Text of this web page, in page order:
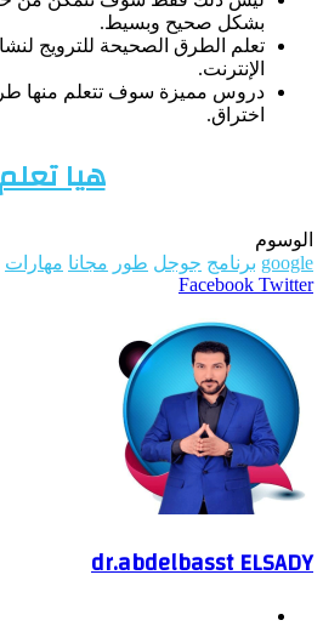
بشكل صحيح وبسيط.
تعلم الطرق الصحيحة للترويج
الإنترنت.
دروس مميزة سوف تتعلم منها
اختراق.
هيا تعلم
الوسوم
google برنامج جوجل طور مجانا مهارات
Facebook Twitter
LinkedIn
Pinterest
WhatsApp
Telegram
مشاركة
البريد
طباعة
dr.abdelbasst ELSADY